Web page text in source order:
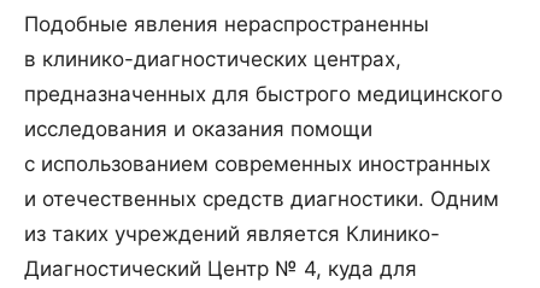
Подобные явления нераспространенны
в клинико-диагностических центрах,
предназначенных для быстрого медицинского
исследования и оказания помощи
с использованием современных иностранных
и отечественных средств диагностики. Одним
из таких учреждений является Клинико-
Диагностический Центр № 4, куда для